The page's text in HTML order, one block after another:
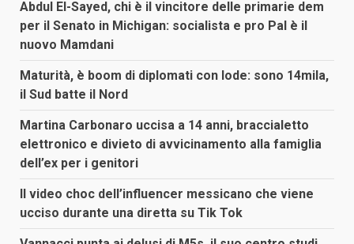
Abdul El-Sayed, chi è il vincitore delle primarie dem
per il Senato in Michigan: socialista e pro Pal è il
nuovo Mamdani
Maturità, è boom di diplomati con lode: sono 14mila,
il Sud batte il Nord
Martina Carbonaro uccisa a 14 anni, braccialetto
elettronico e divieto di avvicinamento alla famiglia
dell’ex per i genitori
Il video choc dell’influencer messicano che viene
ucciso durante una diretta su Tik Tok